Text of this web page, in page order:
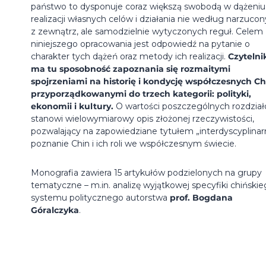
państwo to dysponuje coraz większą swobodą w
realizacji własnych celów i działania nie według
z zewnątrz, ale samodzielnie wytyczonych reguł. Celem
niniejszego opracowania jest odpowiedź na pytanie o
charakter tych dążeń oraz metody ich realizacji.
ma tu sposobność zapoznania się rozmaitymi
spojrzeniami na historię i kondycję współczesnych
przyporządkowanymi do trzech kategorii: polityki,
ekonomii i kultury. O wartości poszczególnych
stanowi wielowymiarowy opis złożonej rzeczywistości,
pozwalający na zapowiedziane tytułem
poznanie Chin i ich roli we współczesnym świecie.
Monografia zawiera 15 artykułów podzielonych na grupy
tematyczne – m.in. analizę wyjątkowej specyfiki
systemu politycznego autorstwa prof. Bogdana
Góralczyka.